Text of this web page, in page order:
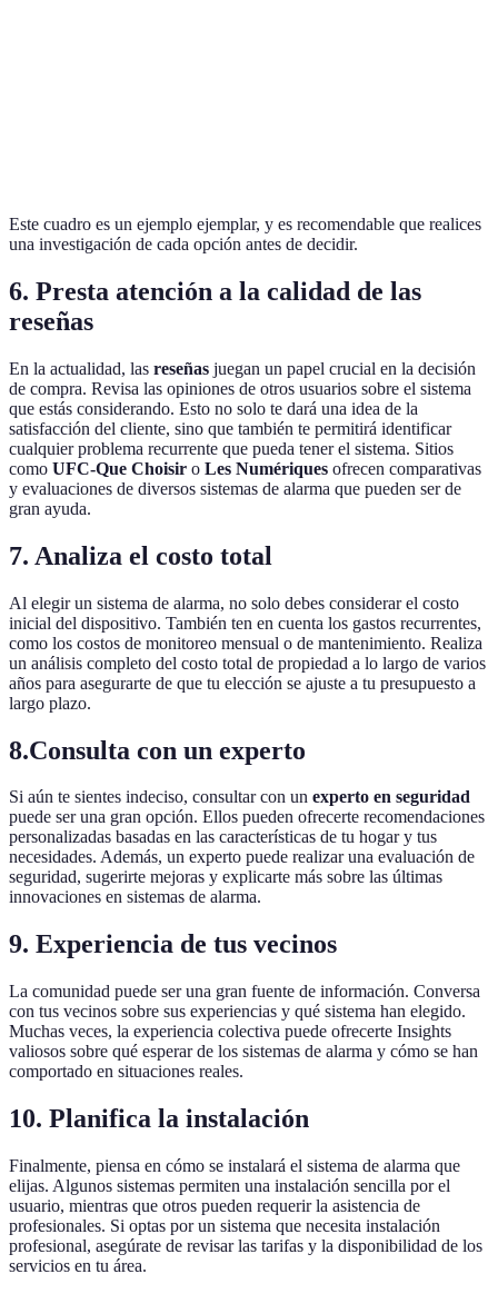
Este cuadro es un ejemplo ejemplar, y es recomendable que realices
una investigación de cada opción antes de decidir.
6. Presta atención a la calidad de las
reseñas
En la actualidad, las reseñas juegan un papel crucial en la decisión
de compra. Revisa las opiniones de otros usuarios sobre el sistema
que estás considerando. Esto no solo te dará una idea de la
satisfacción del cliente, sino que también te permitirá identificar
cualquier problema recurrente que pueda tener el sistema. Sitios
como UFC-Que Choisir o Les Numériques ofrecen comparativas
y evaluaciones de diversos sistemas de alarma que pueden ser de
gran ayuda.
7. Analiza el costo total
Al elegir un sistema de alarma, no solo debes considerar el costo
inicial del dispositivo. También ten en cuenta los gastos recurrentes,
como los costos de monitoreo mensual o de mantenimiento. Realiza
un análisis completo del costo total de propiedad a lo largo de varios
años para asegurarte de que tu elección se ajuste a tu presupuesto a
largo plazo.
8.Consulta con un experto
Si aún te sientes indeciso, consultar con un experto en seguridad
puede ser una gran opción. Ellos pueden ofrecerte recomendaciones
personalizadas basadas en las características de tu hogar y tus
necesidades. Además, un experto puede realizar una evaluación de
seguridad, sugerirte mejoras y explicarte más sobre las últimas
innovaciones en sistemas de alarma.
9. Experiencia de tus vecinos
La comunidad puede ser una gran fuente de información. Conversa
con tus vecinos sobre sus experiencias y qué sistema han elegido.
Muchas veces, la experiencia colectiva puede ofrecerte Insights
valiosos sobre qué esperar de los sistemas de alarma y cómo se han
comportado en situaciones reales.
10. Planifica la instalación
Finalmente, piensa en cómo se instalará el sistema de alarma que
elijas. Algunos sistemas permiten una instalación sencilla por el
usuario, mientras que otros pueden requerir la asistencia de
profesionales. Si optas por un sistema que necesita instalación
profesional, asegúrate de revisar las tarifas y la disponibilidad de los
servicios en tu área.